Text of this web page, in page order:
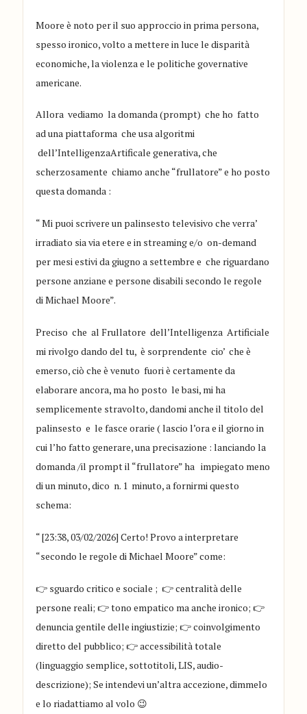
Moore è noto per il suo approccio in prima persona,
spesso ironico, volto a mettere in luce le disparità
economiche, la violenza e le politiche governative
americane.
Allora vediamo la domanda (prompt) che ho fatto
ad una piattaforma che usa algoritmi
dell’IntelligenzaArtificale generativa,che
scherzosamente chiamo anche “frullatore”e ho posto
questa domanda :
“ Mi puoi scrivere un palinsesto televisivo che verra’
irradiato sia via etere e in streaming e/o on-demand
per mesi estivi da giugno a settembre e che riguardano
personeanziane e persone disabili secondo le regole
di Michael Moore”.
Preciso che al Frullatore dell’Intelligenza Artificiale
mi rivolgo dandodel tu,è sorprendente cio’ che è
emerso, ciò che è venuto fuoriè certamente da
elaborare ancora, ma ho posto le basi, mi ha
semplicemente stravolto, dandomi anche il titolo del
palinsesto e le fasce orarie ( lascio l’ora e il giorno in
cui l’ho fatto generare,una precisazione :lanciando la
domanda /il prompt il “frullatore” ha impiegato meno
di un minuto, dico n. 1 minuto, a fornirmi questo
schema:
“[23:38, 03/02/2026] Certo! Provo a interpretare
“secondo le regole di Michael Moore” come:
👉 sguardo critico e sociale ;👉centralità delle
persone reali;👉tono empatico ma anche ironico;👉
denuncia gentile delle ingiustizie;👉coinvolgimento
diretto del pubblico;👉accessibilità totale
(linguaggio semplice, sottotitoli, LIS, audio-
descrizione); Se intendevi un’altra accezione, dimmelo
e lo riadattiamo al volo 😉